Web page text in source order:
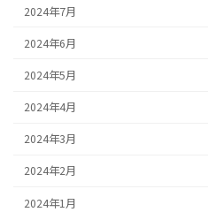
2024年7月
2024年6月
2024年5月
2024年4月
2024年3月
2024年2月
2024年1月